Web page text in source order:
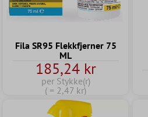
Fila SR95 Flekkfjerner 75
ML
185,24 kr
per Stykke(r)
( = 2,47 kr)